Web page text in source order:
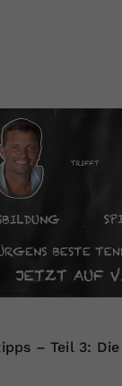
– Teil 3: Die